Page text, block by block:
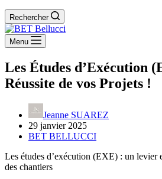
Rechercher
Menu
Les Études d’Exécution
Réussite de vos Projets !
Jeanne SUAREZ
29 janvier 2025
BET BELLUCCI
Les études d’exécution (EXE) : un levier
des chantiers